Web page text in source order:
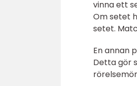
vinna ett
Om setet
setet.
En annan
Detta gör